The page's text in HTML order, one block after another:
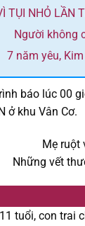
TỤI NHỎ LẦN
Người không
7 năm yêu,
báo lúc 00
ở khu Vân Cơ.
Những vết
tuổi, con trai